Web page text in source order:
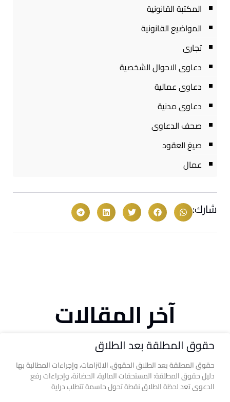
المكتبة القانونية
المواضيع القانونية
تجارى
دعاوى الاحوال الشخصية
دعاوى عمالية
دعاوى مدنية
صحف الدعاوى
صيغ العقود
عمال
شارك:
آخر المقالات
حقوق المطلقة بعد الطلاق
حقوق المطلقة بعد الطلاق الحقوق، الالتزامات، وإجراءات المطالبة بها
دليل حقوق المطلقة: المستحقات المالية، الحضانة، وإجراءات رفع
الدعوى تعد لحظة الطلاق نقطة تحول حاسمة تتطلب دراية